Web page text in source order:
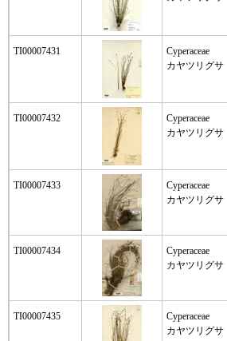
TI00007431
Cyperaceae
カヤツリグサ
TI00007432
Cyperaceae
カヤツリグサ
TI00007433
Cyperaceae
カヤツリグサ
TI00007434
Cyperaceae
カヤツリグサ
TI00007435
Cyperaceae
カヤツリグサ